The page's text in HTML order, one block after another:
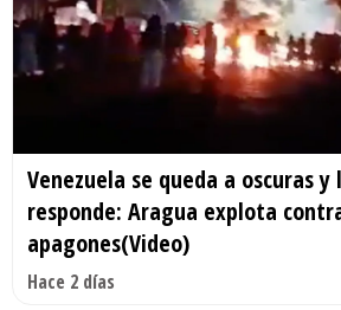
Venezuela se queda a oscuras y
responde: Aragua explota
apagones(Video)
Hace 2 días